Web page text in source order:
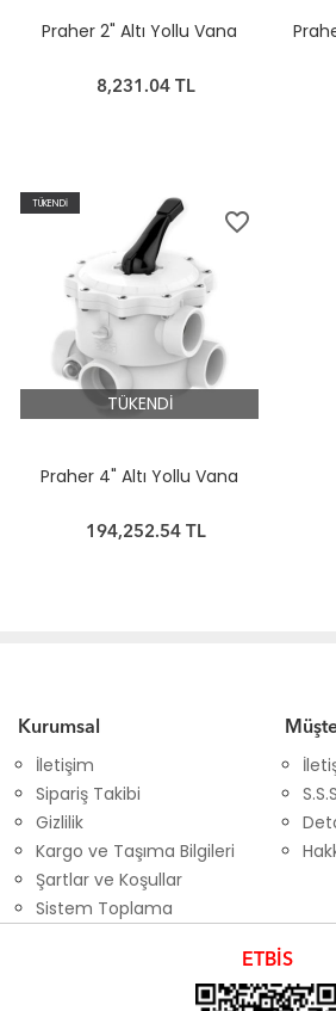
Praher 2" Altı Yollu Vana
8,231.04 TL
TÜKENDİ
favorite_border
TÜKENDİ
Praher 4" Altı Yollu Vana
194,252.54 TL
Kurumsal
İletişim
Sipariş Takibi
Gizlilik
Kargo ve Taşıma Bilgileri
Şartlar ve Koşullar
Sistem Toplama
ETBİS